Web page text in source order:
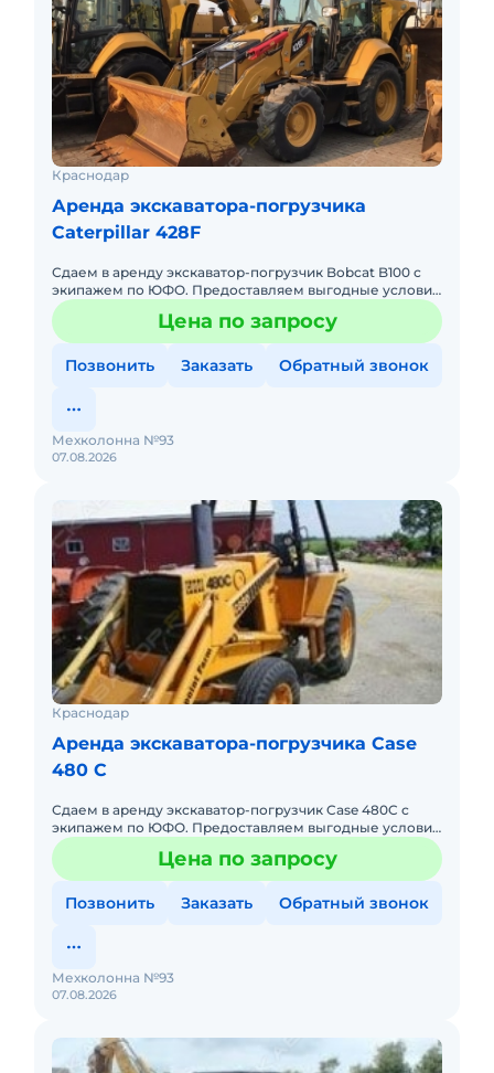
Краснодар
Аренда экскаватора-погрузчика
Caterpillar 428F
Сдаем в аренду экскаватор-погрузчик Bobcat B100 с
экипажем по ЮФО. Предоставляем выгодные условия
для аренды экскаватора-погрузчика Bobcat B100 в
Южном федералЦена по запросу
Позвонить Заказать Обратный звонок
07.08.2026
Мехколонна №93
Краснодар
Аренда экскаватора-погрузчика Case
480 C
Сдаем в аренду экскаватор-погрузчик Case 480C с
экипажем по ЮФО. Предоставляем выгодные условия
для аренды экскаватора-погрузчика Case 480C в
Южном федеральномЦена по запросу
Позвонить Заказать Обратный звонок
07.08.2026
Мехколонна №93